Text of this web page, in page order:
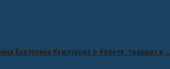
Екатерина Кужнурова о балете, травмах и …